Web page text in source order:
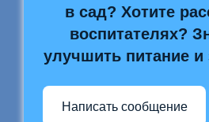
в сад? Хотите
воспитателях?
улучшить питание и
Написать сообщение